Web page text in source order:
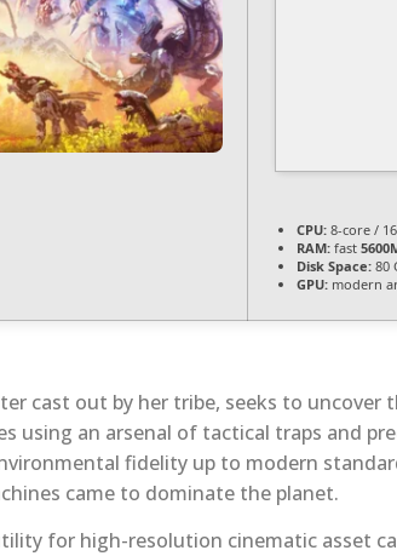
CPU: 8-core /
RAM: fast
Disk Space: 80
GPU: modern
cast out by her tribe, seeks to
using an arsenal of tactical traps and
fidelity up to modern
came to dominate the planet.
for high-resolution cinematic asset